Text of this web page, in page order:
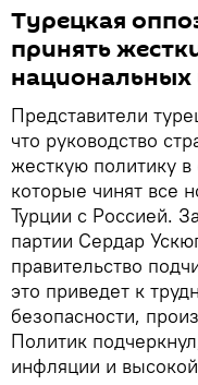
Турецкая
принять
национальных
Представители
что руководство
жесткую политику
которые чинят все
Турции с Россией.
партии Сердар
правительство
это приведет к
безопасности,
Политик
инфляции и